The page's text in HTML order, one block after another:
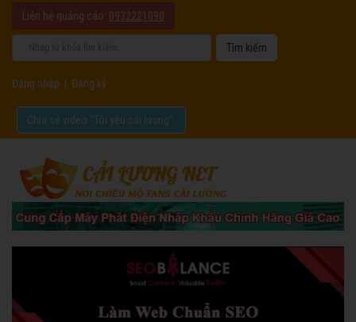
Liên hệ quảng cáo: 0932221090
Đăng nhập Đăng ký
Chia sẻ video "Tôi yêu cải lương".